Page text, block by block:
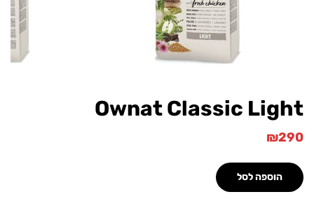
Ownat Classic
₪
הוספה לסל